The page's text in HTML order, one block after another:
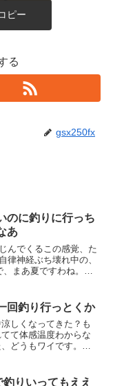
ピー
る
gsx250fx
のに釣りに行っち
あ
んでくるこの感覚、た
律神経ぶち壊れ中の、
まあ夏ですわね。チ
回釣り行っとくか
しくなってきた？も
て体感温度わからな
どうもワイです。世
徊っすわ。反応はい
りいってもええ